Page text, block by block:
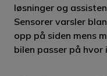
løsninger og
Sensorer varsler
opp på siden mens
bilen passer på hvor